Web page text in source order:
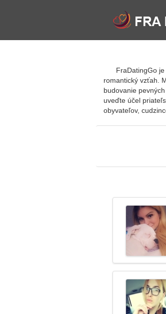
FraDatingGo
romantický vzťah.
budovanie
uveďte účel
obyvateľov,